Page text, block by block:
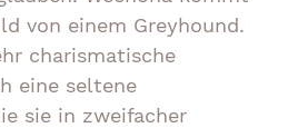
von einem Greyhound.
charismatische
eine seltene
sie in zweifacher